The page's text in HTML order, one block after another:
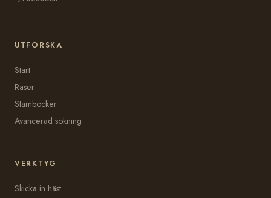
UTFORSKA
Start
Raser
Stamböcker
Avancerad sökning
VERKTYG
Skicka in häst